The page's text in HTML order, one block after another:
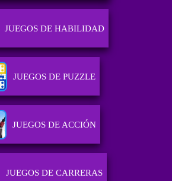
JUEGOS DE HABILIDAD
JUEGOS DE PUZZLE
JUEGOS DE ACCIÓN
JUEGOS DE CARRERAS